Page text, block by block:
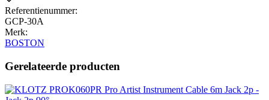
beschikbaar
Referentienummer:
GCP-30A
Merk:
BOSTON
Gerelateerde producten